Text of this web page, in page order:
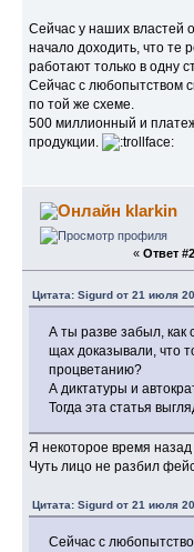
Сейчас у наших властей
начало доходить, что
работают только в одну
Сейчас с любопытством
по той же схеме.
500 миллионный и
продукции.
klarkin
« Ответ
Цитата: Sigurd от 21 июля
А ты разве забыл, как
щах доказывали, что
процветанию?
А диктатуры и
Тогда эта статья
Я некоторое время
Чуть лицо не разбил
Цитата: Sigurd от 21 июля
Сейчас с